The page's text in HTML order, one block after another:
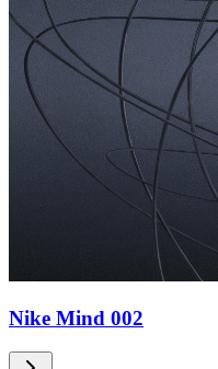
Nike Mind 002